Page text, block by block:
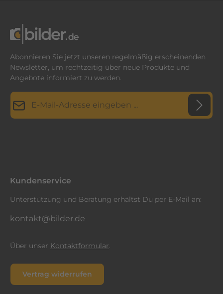
Abonnieren Sie jetzt unseren regelmäßig erscheinenden
Newsletter, um rechtzeitig über neue Produkte und
Angebote informiert zu werden.
E-Mail-Adresse*
Kundenservice
Unterstützung und Beratung erhältst Du per E-Mail an:
kontakt@bilder.de
Über unser Kontaktformular.
Vertrag widerrufen